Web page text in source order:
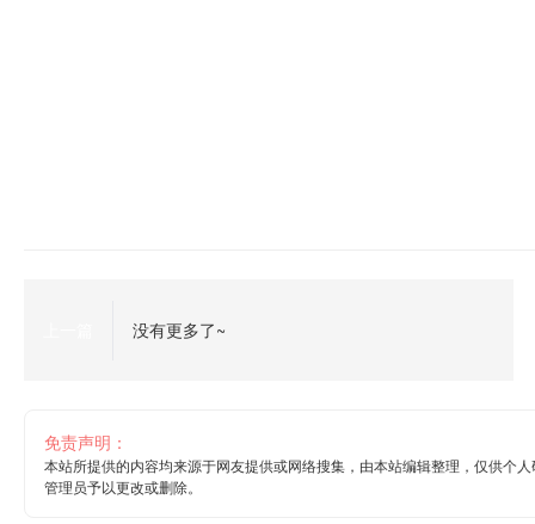
没有更多了~
免责声明：
本站所提供的内容均来源于网友提供或网络搜集，由本站编辑整理，仅供个
管理员予以更改或删除。